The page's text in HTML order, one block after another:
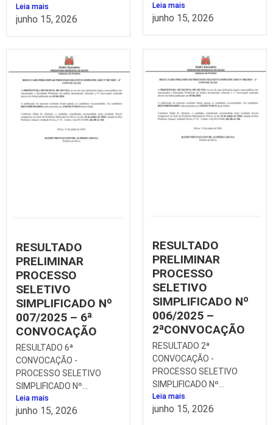
Leia mais
junho 15, 2026
Leia mais
junho 15, 2026
RESULTADO
PRELIMINAR
PROCESSO
SELETIVO
SIMPLIFICADO Nº
007/2025 – 6ª
CONVOCAÇÃO
RESULTADO 6ª
CONVOCAÇÃO -
PROCESSO SELETIVO
SIMPLIFICADO Nº...
Leia mais
junho 15, 2026
RESULTADO
PRELIMINAR
PROCESSO
SELETIVO
SIMPLIFICADO Nº
006/2025 –
2ªCONVOCAÇÃO
RESULTADO 2ª
CONVOCAÇÃO -
PROCESSO SELETIVO
SIMPLIFICADO Nº...
Leia mais
junho 15, 2026